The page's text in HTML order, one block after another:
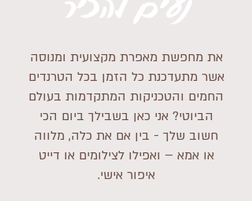
את מחפשת מאפרת מקצועית ומנוסה
אשר מתעדכנת כל הזמן בכל הטרנדים
החמים והטכניקות המתקדמות בעולם
הביוטי? אני כאן בשבילך ביום הכי
חשוב שלך - בין אם את כלה, מלווה
או אמא – ואפילו לצילומים או דייט
איפור אישי.